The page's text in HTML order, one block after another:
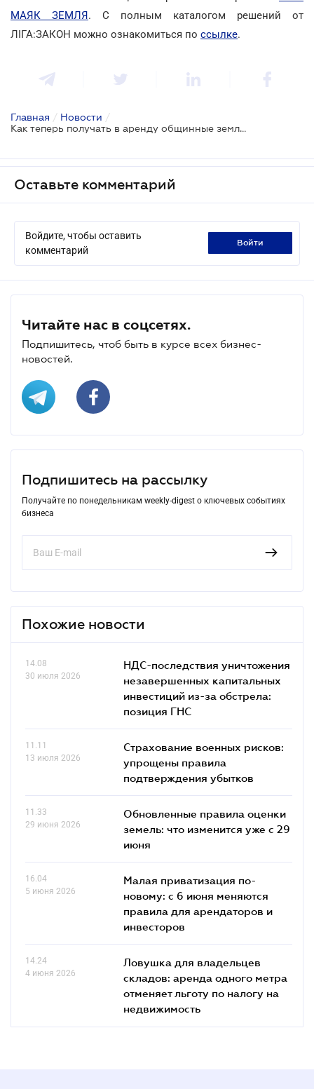
МАЯК ЗЕМЛЯ. С полным каталогом решений от
ЛІГА:ЗАКОН можно ознакомиться по ссылке.
Главная / Новости /
Как теперь получать в аренду общинные земли?
Оставьте комментарий
Войдите, чтобы оставить
комментарий
войти
Читайте нас в соцсетях.
Подпишитесь, чтоб быть в курсе всех бизнес-
новостей.
Подпишитесь на рассылку
Получайте по понедельникам weekly-digest о ключевых событиях
бизнеса
Похожие новости
14.08
30 июля 2026
НДС-последствия уничтожения
незавершенных капитальных
инвестиций из-за обстрела:
позиция ГНС
11.11
13 июля 2026
Страхование военных рисков:
упрощены правила
подтверждения убытков
11.33
29 июня 2026
Обновленные правила оценки
земель: что изменится уже с 29
июня
16.04
5 июня 2026
Малая приватизация по-
новому: с 6 июня меняются
правила для арендаторов и
инвесторов
14.24
4 июня 2026
Ловушка для владельцев
складов: аренда одного метра
отменяет льготу по налогу на
недвижимость